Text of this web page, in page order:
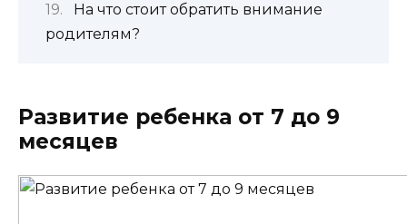
На что стоит обратить внимание
родителям?
Развитие ребенка от 7 до 9
месяцев